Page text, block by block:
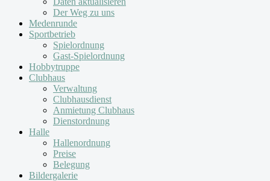
Der Weg zu uns
Medenrunde
Sportbetrieb
Spielordnung
Gast-Spielordnung
Hobbytruppe
Clubhaus
Verwaltung
Clubhausdienst
Anmietung Clubhaus
Dienstordnung
Halle
Hallenordnung
Preise
Belegung
Bildergalerie